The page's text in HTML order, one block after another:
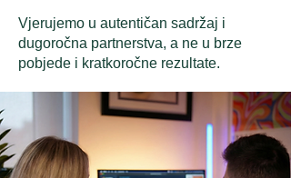
Vjerujemo u autentičan sadržaj i
dugoročna partnerstva, a ne u brze
pobjede i kratkoročne rezultate.